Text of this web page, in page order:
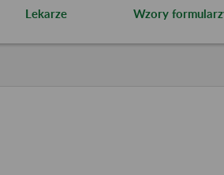
Lekarze Wzory